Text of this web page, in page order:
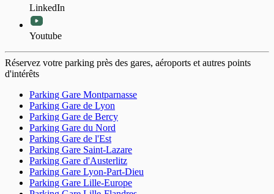
4,5 (364 avis)
3 € /heure
27 €/jour,
74 €/semaine
(tarifs dégressifs)
Réserver
+ Abonnements disponibles
24h/7j
134 €/mois
Souscrire un abonnement
Paris - Porte de Montreuil - Maraîchers
17 rue Mouraud
LinkedIn
Youtube
Réservez votre parking près des gares, aéroports et autres points
d'intérêts
Parking Gare Montparnasse
Parking Gare de Lyon
Parking Gare de Bercy
Parking Gare du Nord
Parking Gare de l'Est
Parking Gare Saint-Lazare
Parking Gare d'Austerlitz
Parking Gare Lyon-Part-Dieu
Parking Gare Lille-Europe